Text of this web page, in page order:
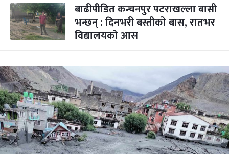
बाढीपीडित कन्चनपुर पटराखल्ला बासी
भन्छन् : दिनभरी बस्तीको बास, रातभर
विद्यालयको आस